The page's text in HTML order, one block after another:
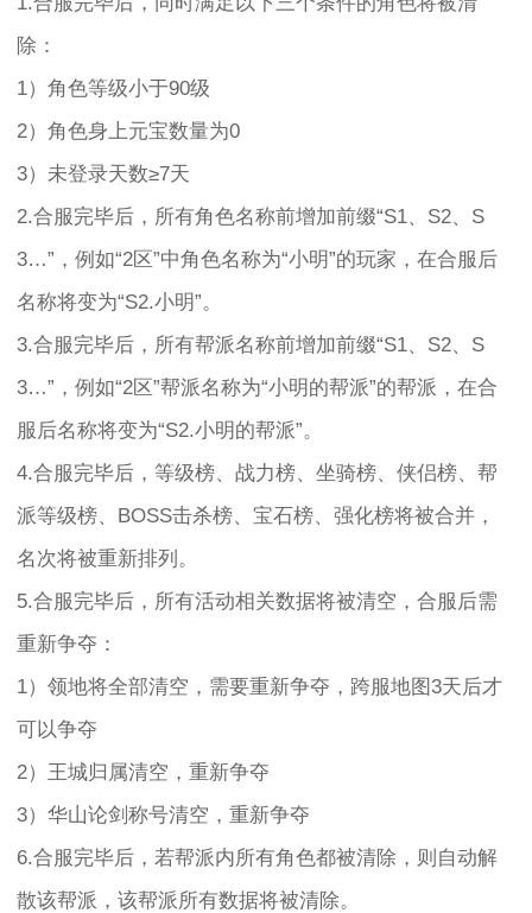
除：
1）角色等级小于90级
2）角色身上元宝数量为0
3）未登录天数≥7天
2.合服完毕后，所有角色名称前增加前缀“S1、S2、S
3…”，例如“2区”中角色名称为“小明”的玩家，在合服后
名称将变为“S2.小明”。
3.合服完毕后，所有帮派名称前增加前缀“S1、S2、S
3…”，例如“2区”帮派名称为“小明的帮派”的帮派，在合
服后名称将变为“S2.小明的帮派”。
4.合服完毕后，等级榜、战力榜、坐骑榜、侠侣榜、帮
派等级榜、BOSS击杀榜、宝石榜、强化榜将被合并，
名次将被重新排列。
5.合服完毕后，所有活动相关数据将被清空，合服后需
重新争夺：
1）领地将全部清空，需要重新争夺，跨服地图3天后才
可以争夺
2）王城归属清空，重新争夺
3）华山论剑称号清空，重新争夺
6.合服完毕后，若帮派内所有角色都被清除，则自动解
散该帮派，该帮派所有数据将被清除。